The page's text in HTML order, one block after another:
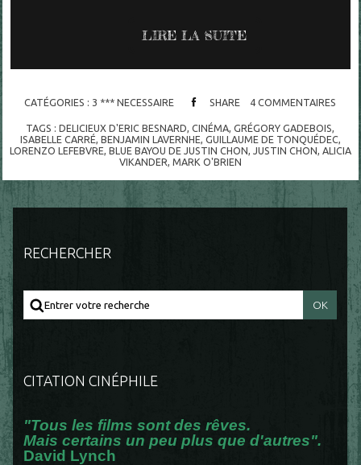
LIRE LA SUITE
CATÉGORIES : 3 *** NECESSAIRE SHARE 4 COMMENTAIRES
TAGS :DELICIEUX D'ERIC BESNARD,CINÉMA,GRÉGORY GADEBOIS,
ISABELLE CARRÉ, BENJAMIN LAVERNHE, GUILLAUME DE TONQUÉDEC,
LORENZO LEFEBVRE, BLUE BAYOU DE JUSTIN CHON, JUSTIN CHON, ALICIA
VIKANDER, MARK O'BRIEN
RECHERCHER
CITATION CINÉPHILE
"Tous les films sont des rêves.
Mais certains un peu plus que d'autres".
David Lynch